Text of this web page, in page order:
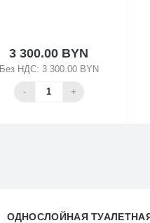
3 300.00 BYN
Без НДС: 3 300.00 BYN
- +
В корзину
ОДНОСЛОЙНАЯ